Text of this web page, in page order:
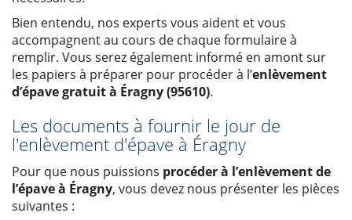
Bien entendu, nos experts vous aident et vous
accompagnent au cours de chaque formulaire à
remplir. Vous serez également informé en amont sur
les papiers à préparer pour procéder à l’enlèvement
d’épave gratuit à Éragny (95610).
Les documents à fournir le jour de
l'enlèvement d'épave à Éragny
Pour que nous puissions procéder à l’enlèvement de
l’épave à Éragny, vous devez nous présenter les pièces
suivantes :